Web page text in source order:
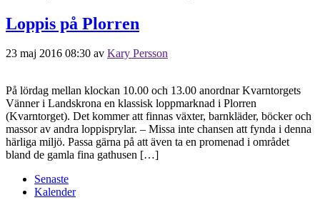
Loppis på Plorren
23 maj 2016 08:30 av Kary Persson
På lördag mellan klockan 10.00 och 13.00 anordnar Kvarntorgets
Vänner i Landskrona en klassisk loppmarknad i Plorren
(Kvarntorget). Det kommer att finnas växter, barnkläder, böcker och
massor av andra loppisprylar. – Missa inte chansen att fynda i denna
härliga miljö. Passa gärna på att även ta en promenad i området
bland de gamla fina gathusen […]
Senaste
Kalender